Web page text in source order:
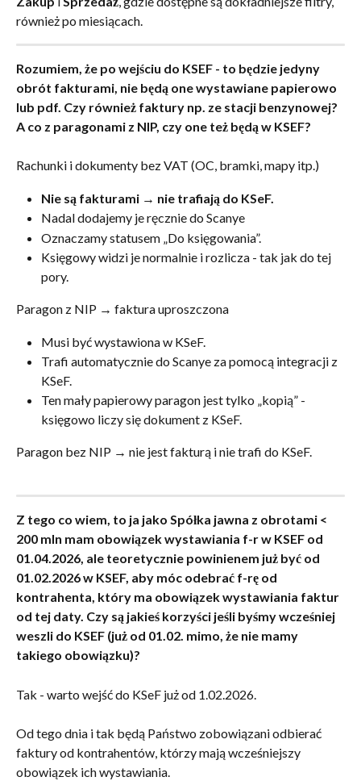
również po miesiącach.
Rozumiem, że po wejściu do KSEF - to będzie jedyny
obrót fakturami, nie będą one wystawiane papierowo
lub pdf. Czy również faktury np. ze stacji benzynowej?
A co z paragonami z NIP, czy one też będą w KSEF?
Rachunki i dokumenty bez VAT (OC, bramki, mapy itp.)
Nie są fakturami → nie trafiają do KSeF.
Nadal dodajemy je ręcznie do Scanye
Oznaczamy statusem „Do księgowania”.
Księgowy widzi je normalnie i rozlicza - tak jak do tej
pory.
Paragon z NIP → faktura uproszczona
Musi być wystawiona w KSeF.
Trafi automatycznie do Scanye za pomocą integracji z
KSeF.
Ten mały papierowy paragon jest tylko „kopią” -
księgowo liczy się dokument z KSeF.
Paragon bez NIP → nie jest fakturą i nie trafi do KSeF.
Z tego co wiem, to ja jako Spółka jawna z obrotami <
200 mln mam obowiązek wystawiania f-r w KSEF od
01.04.2026, ale teoretycznie powinienem już być od
01.02.2026 w KSEF, aby móc odebrać f-rę od
kontrahenta, który ma obowiązek wystawiania faktur
od tej daty. Czy są jakieś korzyści jeśli byśmy wcześniej
weszli do KSEF (już od 01.02. mimo, że nie mamy
takiego obowiązku)?
Tak - warto wejść do KSeF już od 1.02.2026.
Od tego dnia i tak będą Państwo zobowiązani odbierać
faktury od kontrahentów, którzy mają wcześniejszy
obowiązek ich wystawiania.